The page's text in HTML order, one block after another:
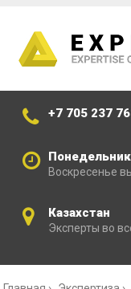
+7 705 237
Воскресенье
Казахстан
Эксперты во